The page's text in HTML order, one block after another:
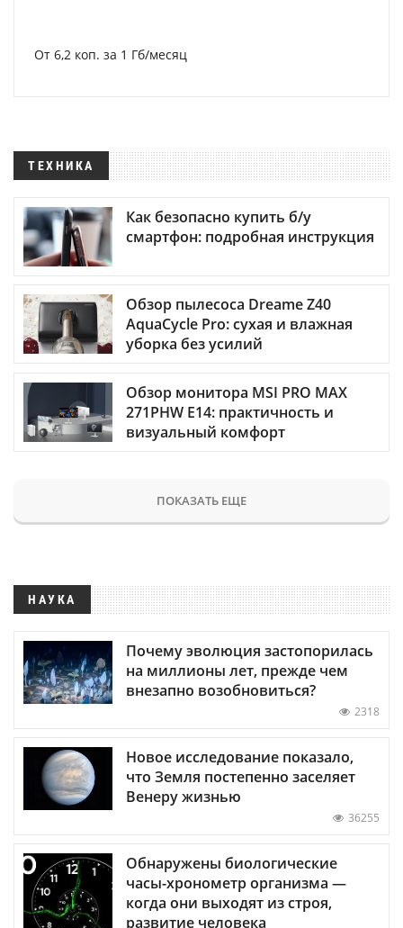
От 6,2 коп. за 1 Гб/месяц
ТЕХНИКА
Как безопасно купить б/у
смартфон: подробная инструкция
Обзор пылесоса Dreame Z40
AquaCycle Pro: сухая и влажная
уборка без усилий
Обзор монитора MSI PRO MAX
271PHW E14: практичность и
визуальный комфорт
ПОКАЗАТЬ ЕЩЕ
НАУКА
Почему эволюция застопорилась
на миллионы лет, прежде чем
внезапно возобновиться?
2318
Новое исследование показало,
что Земля постепенно заселяет
Венеру жизнью
36255
Обнаружены биологические
часы-хронометр организма —
когда они выходят из строя,
развитие человека